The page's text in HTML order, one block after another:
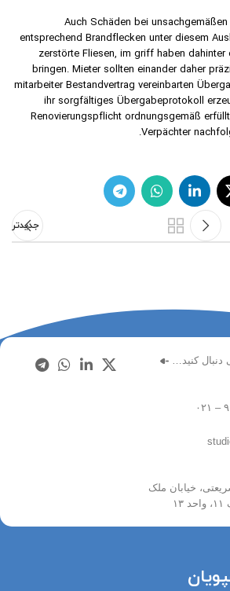
Auch Schäden bei
entsprechend Brandflecken unter diesem
zerstörte Fliesen, im griff haben dahinter
bringen. ‍Mieter sollten einander daher
mitarbeiter Bestandvertrag vereinbarten
ihr sorgfältiges Übergabeprotokoll
Renovierungspflicht ordnungsgemäß
Verpächter
جدیدتر
دنبال کنید…
خیابان ملک